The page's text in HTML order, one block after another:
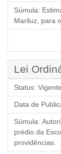
Súmula:
Mariluz, para
Lei
Status: Vigente
Data de
Súmula:
prédio da
providências.